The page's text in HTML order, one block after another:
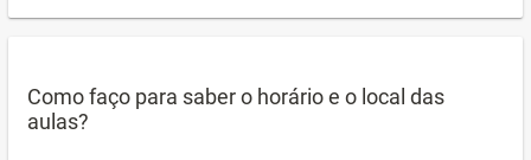
Como faço para saber o horário e o local das
aulas?